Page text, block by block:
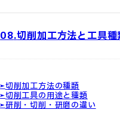
08 切削加工方法と工具
切削加工方法の種類
切削工具の用途と種類
研削・切削・研磨の違い